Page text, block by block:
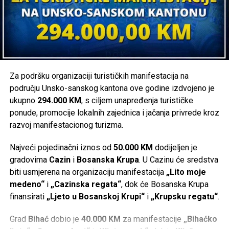
Za podršku organizaciji turističkih manifestacija na
području Unsko-sanskog kantona ove godine izdvojeno je
ukupno 294.000 KM, s ciljem unapređenja turističke
ponude, promocije lokalnih zajednica i jačanja privrede kroz
razvoj manifestacionog turizma.
Najveći pojedinačni iznos od 50.000 KM dodijeljen je
gradovima Cazini Bosanska Krupa. U Cazinu će sredstva
biti usmjerena na organizaciju manifestacija „Lito moje
medeno“i „Cazinska regata“, dok će Bosanska Krupa
finansirati „Ljeto u Bosanskoj Krupi“i „Krupsku regatu“.
Grad Bihaćdobio je 40.000 KM za manifestacije „Bihaćko